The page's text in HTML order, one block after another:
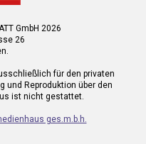
GmbH 2026
26
für den privaten
und Reproduktion über den
ist nicht gestattet.
ges.m.b.h.